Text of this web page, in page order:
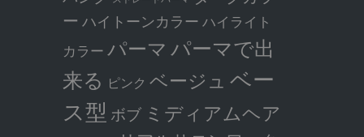
ー ハイトーンカラー ハイライト
カラー パーマ パーマで出
来る ピンク ベージュ ベー
ス型 ボブ ミディアムヘア